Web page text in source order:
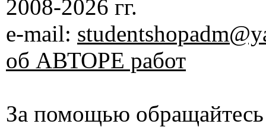
2008-2026 гг.
e-mail:
об АВТОРЕ работ
За помощью